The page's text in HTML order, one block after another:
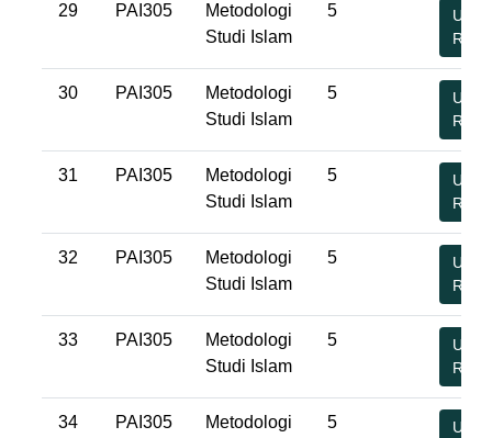
29 PAI305
Metodologi
Studi Islam
5
RPS
30 PAI305
Metodologi
Studi Islam
5
RPS
31 PAI305
Metodologi
Studi Islam
5
RPS
32 PAI305
Metodologi
Studi Islam
5
RPS
33 PAI305
Metodologi
Studi Islam
5
RPS
34 PAI305
Metodologi
5